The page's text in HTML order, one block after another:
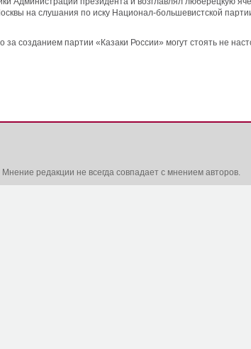
на слушания по иску Национал-большевистской
за созданием партии «Казаки России» могут стоять не
редакции не всегда совпадает с мнением авторов.